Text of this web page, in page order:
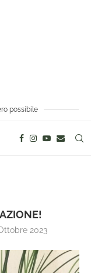
possibile
2023